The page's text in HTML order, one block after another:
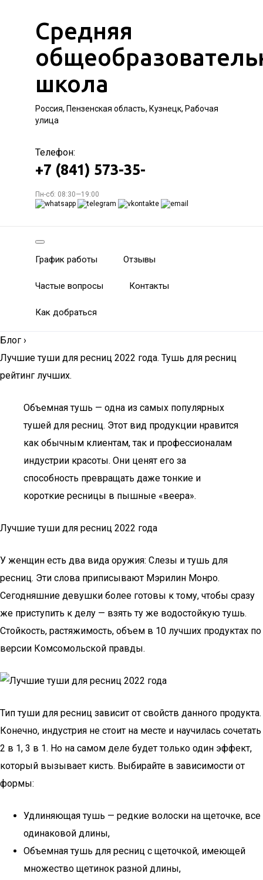
Средняя
школа
Россия, Пензенская область, Кузнецк, Рабочая
улица
Телефон:
+7 (841) 573-35-
Пн-сб: 08:30—19:00
График работы Отзывы
Частые вопросы Контакты
Как добраться
Блог ›
Лучшие туши для ресниц 2022 года. Тушь для ресниц
рейтинг лучших.
Объемная тушь — одна из самых популярных
тушей для ресниц. Этот вид продукции нравится
как обычным клиентам, так и профессионалам
индустрии красоты. Они ценят его за
способность превращать даже тонкие и
короткие ресницы в пышные «веера».
Лучшие туши для ресниц 2022 года
У женщин есть два вида оружия: Слезы и тушь для
ресниц. Эти слова приписывают Мэрилин Монро.
Сегодняшние девушки более готовы к тому, чтобы сразу
же приступить к делу — взять ту же водостойкую тушь.
Стойкость, растяжимость, объем в 10 лучших продуктах по
версии Комсомольской правды.
Тип туши для ресниц зависит от свойств данного продукта.
Конечно, индустрия не стоит на месте и научилась сочетать
2 в 1, 3 в 1. Но на самом деле будет только один эффект,
который вызывает кисть. Выбирайте в зависимости от
формы:
Удлиняющая тушь — редкие волоски на щеточке, все
одинаковой длины,
Объемная тушь для ресниц с щеточкой, имеющей
множество щетинок разной длины,